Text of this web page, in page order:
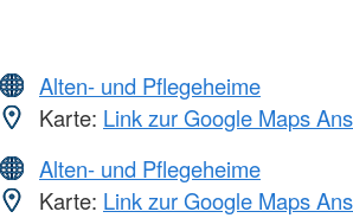
Alten- und Pflegeheime
Karte: Link zur Google Maps
Alten- und Pflegeheime
Karte: Link zur Google Maps